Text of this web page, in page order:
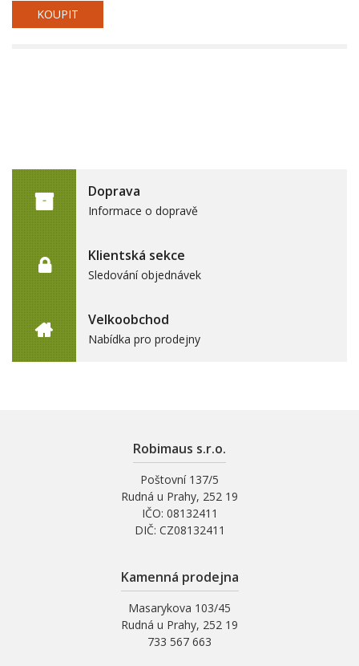
KOUPIT
Doprava
Informace o dopravě
Klientská sekce
Sledování objednávek
Velkoobchod
Nabídka pro prodejny
Robimaus s.r.o.
Poštovní 137/5
Rudná u Prahy, 252 19
IČO: 08132411
DIČ: CZ08132411
Kamenná prodejna
Masarykova 103/45
Rudná u Prahy, 252 19
733 567 663